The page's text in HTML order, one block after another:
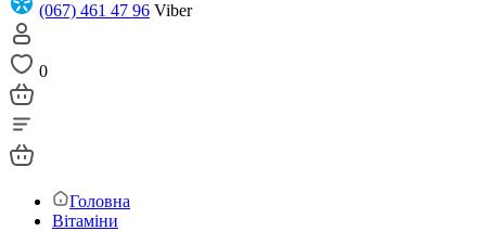
(067) 461 47 96 Viber
0
Головна
Вітаміни